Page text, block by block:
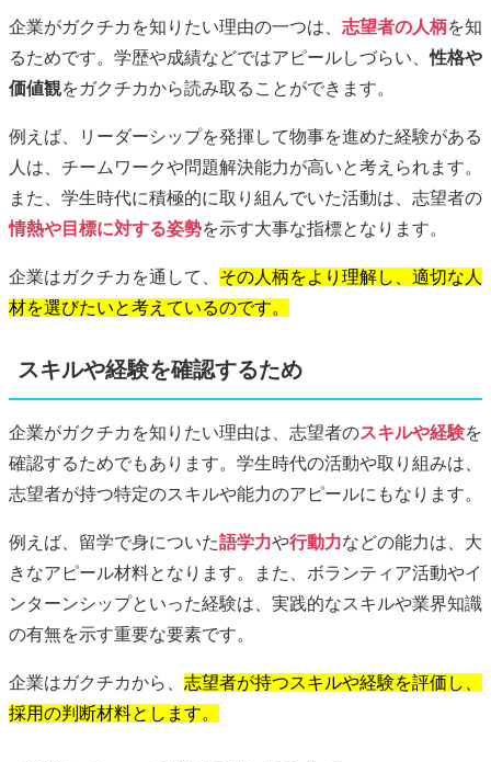
企業がガクチカを知りたい理由の一つは、 志望者の人柄を知
るためです。学歴や成績などではアピールしづらい、性格や
価値観をガクチカから読み取ることができます。
例えば、リーダーシップを発揮して物事を進めた経験がある
人は、チームワークや問題解決能力が高いと考えられます。
また、学生時代に積極的に取り組んでいた活動は、志望者の
情熱や目標に対する姿勢を示す大事な指標となります。
企業はガクチカを通して、 その人柄をより理解し、適切な人
材を選びたいと考えているのです。
スキルや経験を確認するため
企業がガクチカを知りたい理由は、志望者のスキルや経験を
確認するためでもあります。学生時代の活動や取り組みは、
志望者が持つ特定のスキルや能力のアピールにもなります。
例えば、留学で身についた語学力や行動力などの能力は、大
きなアピール材料となります。また、ボランティア活動やイ
ンターンシップといった経験は、実践的なスキルや業界知識
の有無を示す重要な要素です。
企業はガクチカから、 志望者が持つスキルや経験を評価し、
採用の判断材料とします。